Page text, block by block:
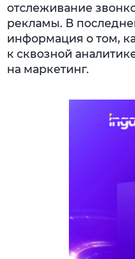
отслеживание
рекламы. В
информация о том,
к сквозной
на маркетинг.